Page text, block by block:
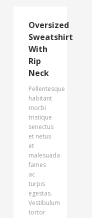
Oversized
Sweatshirt
With
Rip
Neck
Pellentesque
habitant
morbi
tristique
senectus
et netus
et
malesuada
fames
ac
turpis
egestas.
Vestibulum
tortor